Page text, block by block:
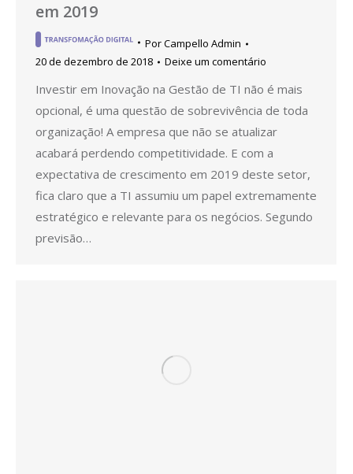
em 2019
PorCampello Admin
20 de dezembro de 2018
Deixe um comentário
Investir em Inovação na Gestão de TI não é mais
opcional, é uma questão de sobrevivência de toda
organização! A empresa que não se atualizar
acabará perdendo competitividade. E com a
expectativa de crescimento em 2019 deste setor,
fica claro que a TI assumiu um papel extremamente
estratégico e relevante para os negócios. Segundo
previsão…